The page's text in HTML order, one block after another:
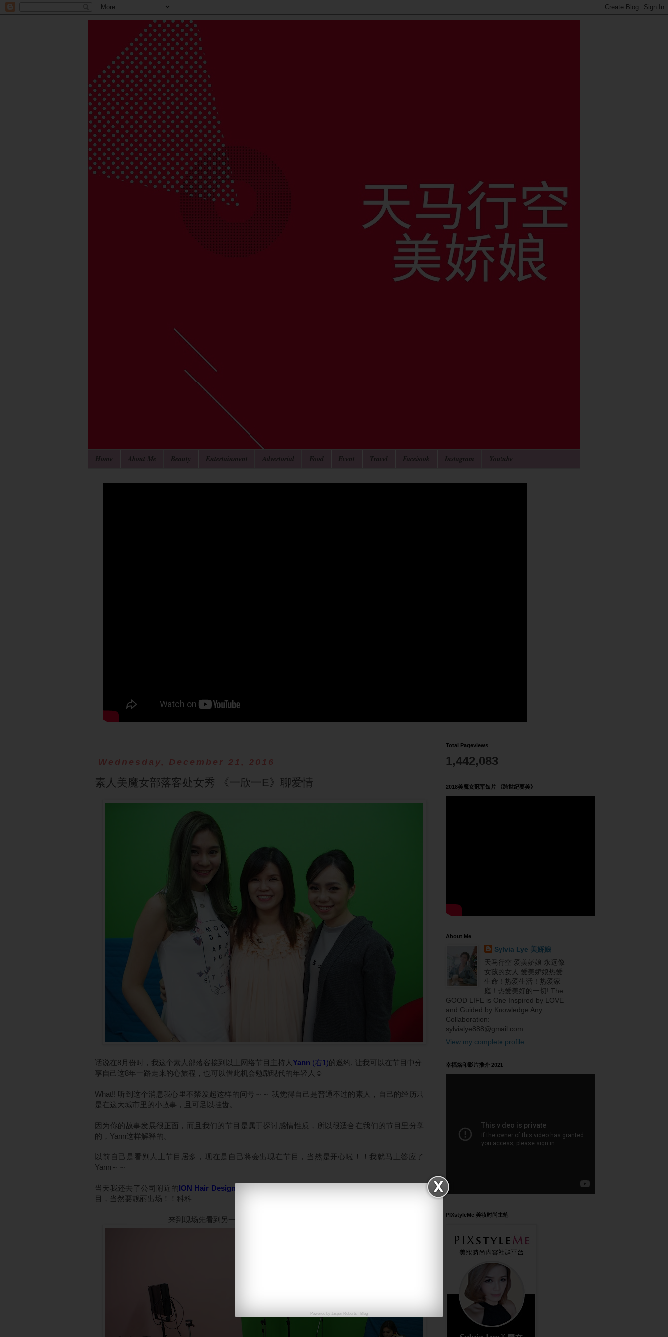
Home About Me Beauty Entertainment Advertorial Food Event Travel Facebook Instagram Youtube
Powered by Jasper Roberts- Blog
Wednesday, December 21, 2016
素人美魔女部落客处女秀 《一欣一E》聊爱情
话说在8月份时，我这个素人部落客接到以上网络节目主持人 Yann (右1)的邀约, 让我可以在节目中分
享自己这8年一路走来的心旅程，也可以借此机会勉励现代的年轻人☺
What!! 听到这个消息我心里不禁发起这样的问号～～ 我觉得自己是普通不过的素人，自己的经历只
是在这大城市里的小故事，且可足以挂齿。
因为你的故事发展很正面，而且我们的节目是属于探讨感情性质，所以很适合在我们的节目里分享
的，Yann这样解释的。
以前自己是看别人上节目居多，现在是自己将会出现在节目，当然是开心啦！！我就马上答应了
Yann～～
当天我还去了公司附近的ION Hair Design
目，当然要靓丽出场！！科科
来到现场先看到另一个主持人
Total Pageviews
1,442,083
2018美魔女冠军短片 《跨世纪要美》
About Me
Sylvia Lye 美娇娘
天马行空 爱美娇娘 永远像
女孩的女人 爱美娇娘热爱
生命！热爱生活！热爱家
庭！热爱美好的一切! The
GOOD LIFE is One Inspired by LOVE
and Guided by Knowledge Any
Collaboration:
sylvialye888@gmail.com
View my complete profile
幸福烙印影片推介 2021
PIXstyleMe 美妆时尚主笔